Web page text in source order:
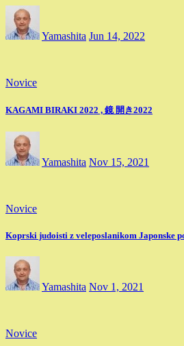
Yamashita Jun 14, 2022
Novice
KAGAMI BIRAKI 2022 , 鏡 開き2022
Yamashita Nov 15, 2021
Novice
Koprski judoisti z veleposlanikom Japonske
Yamashita Nov 1, 2021
Novice